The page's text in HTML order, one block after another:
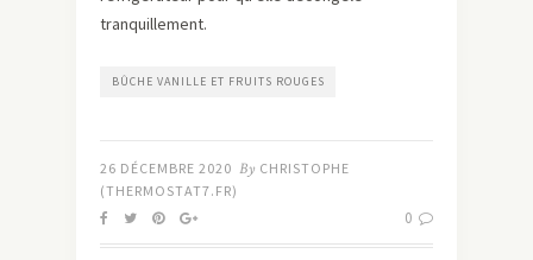
tranquillement.
BÛCHE VANILLE ET FRUITS ROUGES
26 DÉCEMBRE 2020 By CHRISTOPHE
(THERMOSTAT7.FR)
0